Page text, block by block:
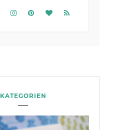
KATEGORIEN